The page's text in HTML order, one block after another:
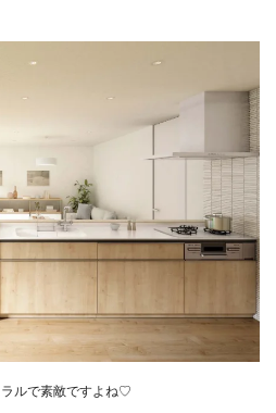
ルで素敵ですよね♡